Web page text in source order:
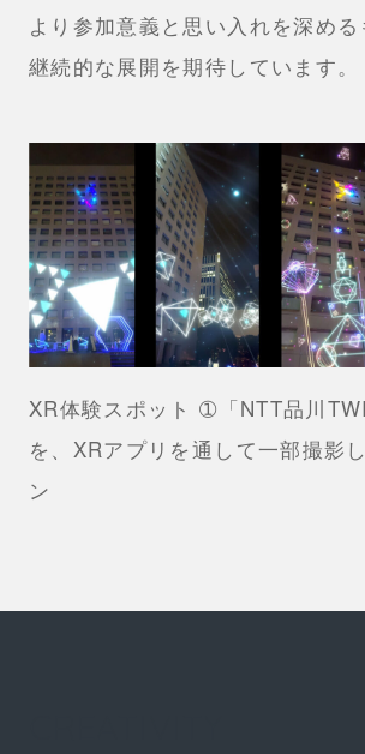
より参加意義と思い入れを深める
継続的な展開を期待しています。
XR体験スポット ➀「NTT品川
を、XRアプリを通して一部撮影
ン